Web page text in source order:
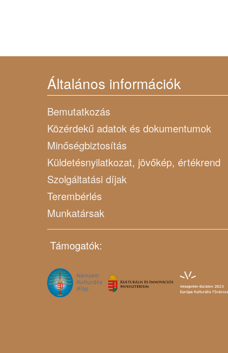
Általános információk
Bemutatkozás
Közérdekű adatok és dokumentumok
Minőségbiztosítás
Küldetésnyilatkozat, jövőkép, értékrend
Szolgáltatási díjak
Terembérlés
Munkatársak
Támogatók: